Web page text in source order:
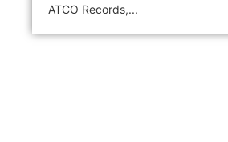
ATCO Records,...